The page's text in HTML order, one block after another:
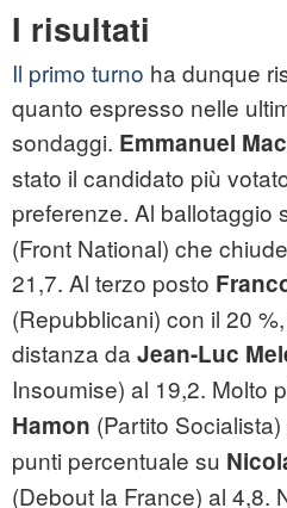
I risultati
Il primo turno ha dunque
quanto espresso nelle
sondaggi. Emmanuel
stato il candidato più
preferenze. Al ballotaggio
(Front National) che
21,7. Al terzo posto
(Repubblicani) con il 20
distanza da Jean-Luc
Insoumise) al 19,2. Molto
Hamon (Partito
punti percentuale su
(Debout la France) al 4,8.